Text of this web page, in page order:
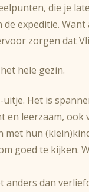
die je
expeditie.
zorgen dat
hele gezin.
Het is
leerzaam, ook
met hun
goed te kijken.
anders dan